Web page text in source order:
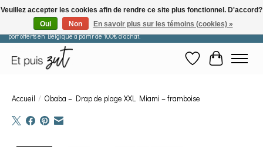
Les commandes passées après le 29 juillet seront expédiées à partir du 11 août. Frais de
port offerts en Belgique à partir de 100€ d'achat.
Liste de souhaits
Panier
Accueil / Obaba – Drap de plage XXL Miami – framboise
Veuillez accepter les cookies afin de rendre ce site plus fonctionnel. D'accord?
Oui
Non En savoir plus sur les témoins (cookies) »